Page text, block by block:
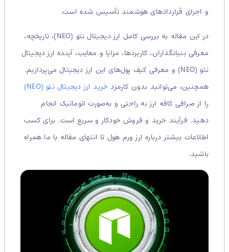
و اجرای قراردادهای هوشمند تأسیس شده است.
در این مقاله به بررسی کامل ارز دیجیتال نئو (NEO)، تاریخچه،
معرفی بنیانگذاران، کاربردها، مزایا و معایب، آینده ارز دیجیتال
نئو (NEO) و معرفی کیف پول‌های این ارز دیجیتال می‌پردازیم.
همچنین، می‌توانید بدون کارمزدخرید ارز دیجیتال نئو (NEO)
را از صرافی کافه ارز به راحتی و به‌صورت اتوماتیک انجام
دهید. فرآیند خرید و فروش خودکار و سریع است. برای کسب
اطلاعات بیشتر درباره ارز ورم هول تا انتهای مقاله با ما همراه
باشید.